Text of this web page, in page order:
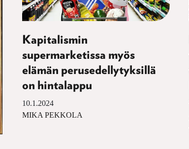
Kapitalismin
supermarketissa myös
elämän perusedellytyksillä
on hintalappu
10.1.2024
MIKA PEKKOLA